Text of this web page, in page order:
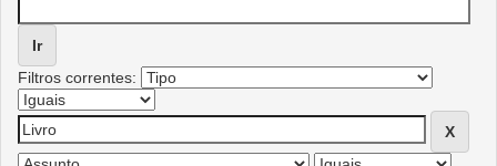
Filtros correntes: